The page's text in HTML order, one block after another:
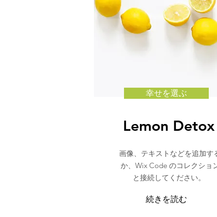
幸せを選ぶ
Lemon Detox
画像、テキストなどを追加す
か、Wix Code のコレクショ
と接続してください。
続きを読む